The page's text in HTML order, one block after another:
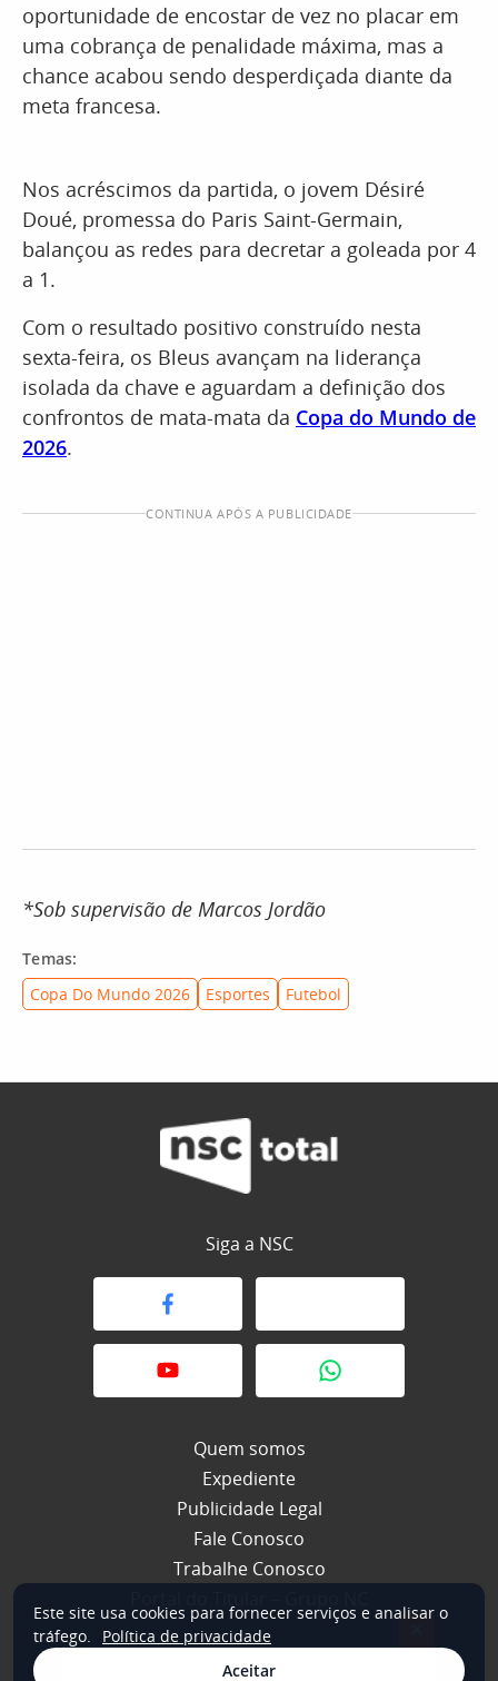
oportunidade de encostar de vez no placar em
uma cobrança de penalidade máxima, mas a
chance acabou sendo desperdiçada diante da
meta francesa.
Nos acréscimos da partida, o jovem Désiré
Doué, promessa do Paris Saint-Germain,
balançou as redes para decretar a goleada por 4
a 1.
Com o resultado positivo construído nesta
sexta-feira, os Bleus avançam na liderança
isolada da chave e aguardam a definição dos
confrontos de mata-mata da Copa do Mundo de
2026.
CONTINUA APÓS A PUBLICIDADE
*Sob supervisão de Marcos Jordão
Temas:
Copa Do Mundo 2026
Esportes Futebol
Siga a NSC
Quem somos
Expediente
Publicidade Legal
Fale Conosco
Trabalhe Conosco
Este site usa cookies para fornecer serviços e analisar o
tráfego.
Política de privacidade
Aceitar